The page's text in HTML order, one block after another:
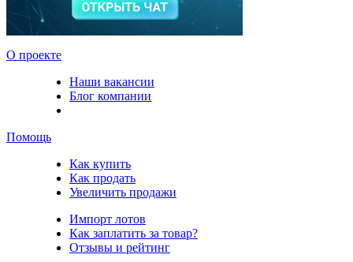
О проекте
Наши вакансии
Блог компании
Помощь
Как купить
Как продать
Увеличить продажи
Импорт лотов
Как заплатить за товар?
Отзывы и рейтинг